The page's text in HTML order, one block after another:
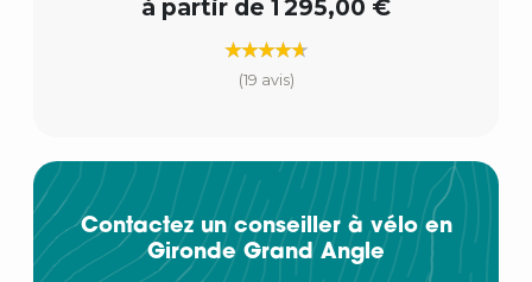
à partir de 1 295,00 €
(19 avis)
Contactez un conseiller à vélo en
Gironde Grand Angle